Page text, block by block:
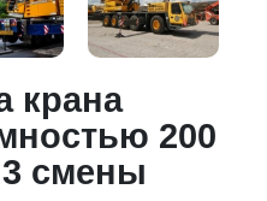
крана
200
смены